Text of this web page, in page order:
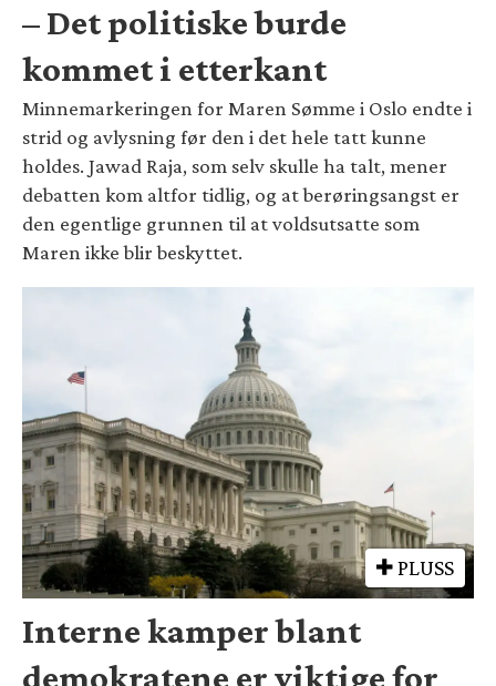
– Det politiske burde
kommet i etterkant
Minnemarkeringen for Maren Sømme i Oslo endte i
strid og avlysning før den i det hele tatt kunne
holdes. Jawad Raja, som selv skulle ha talt, mener
debatten kom altfor tidlig, og at berøringsangst er
den egentlige grunnen til at voldsutsatte som
Maren ikke blir beskyttet.
PLUSS
Interne kamper blant
demokratene er viktige for